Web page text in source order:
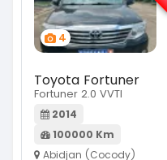
4
Toyota Fortuner
Fortuner 2.0 VVTI
2014
100000 Km
Abidjan (Cocody)